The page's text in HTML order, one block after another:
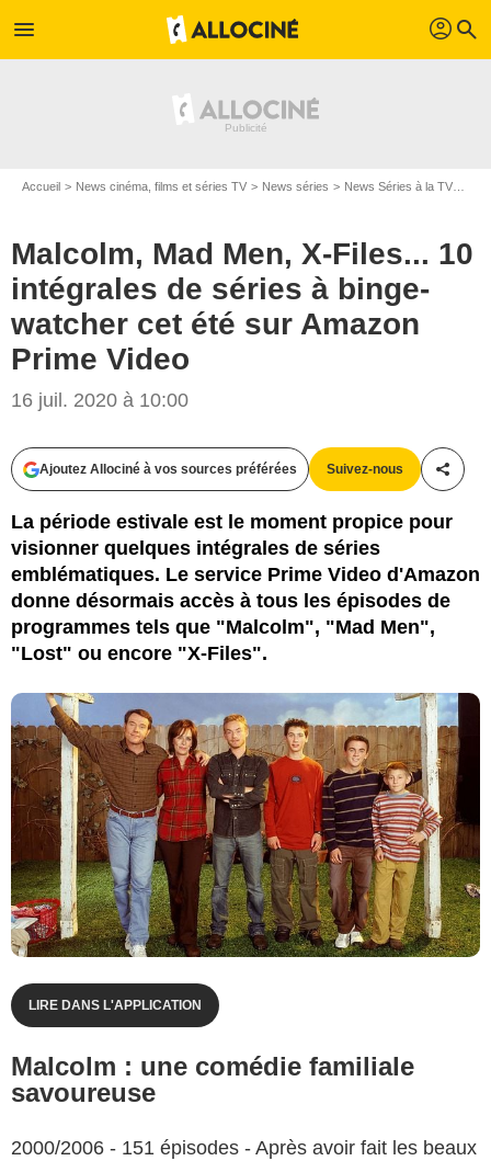
menu profil search
Accueil News cinéma, films et séries TV News séries News Séries à la TV
Malcolm, Mad Men, X-Files... 10
intégrales de séries à binge-
watcher cet été sur Amazon
Prime Video
16 juil. 2020 à 10:00
Ajoutez Allociné à vos sources préférées Suivez-nous
La période estivale est le moment propice pour
visionner quelques intégrales de séries
emblématiques. Le service Prime Video d'Amazon
donne désormais accès à tous les épisodes de
programmes tels que "Malcolm", "Mad Men",
"Lost" ou encore "X-Files".
LIRE DANS L'APPLICATION
Malcolm : une comédie familiale
savoureuse
2000/2006 - 151 épisodes - Après avoir fait les beaux